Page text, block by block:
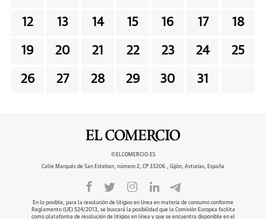
12 13 14 15 16 17 18
19 20 21 22 23 24 25
26 27 28 29 30 31
©ELCOMERCIO.ES
Calle Marqués de San Esteban, número 2, CP 33206 , Gijón, Asturias, España
En lo posible, para la resolución de litigios en línea en materia de consumo conforme
Reglamento (UE) 524/2013, se buscará la posibilidad que la Comisión Europea facilita
como plataforma de resolución de litigios en línea y que se encuentra disponible en el